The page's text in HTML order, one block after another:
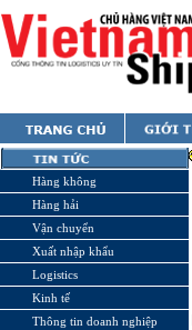
Hàng không
Hàng hải
Vận chuyển
Xuất nhập khẩu
Logistics
Kinh tế
Thông tin doanh nghiệp